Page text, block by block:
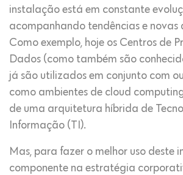
instalação está em constante
acompanhando tendências e novas
Como exemplo, hoje os Centros de
Dados (como também são
já são utilizados em conjunto com
como ambientes de cloud
de uma arquitetura híbrida de
Informação (TI).
Mas, para fazer o melhor uso deste
componente na estratégia